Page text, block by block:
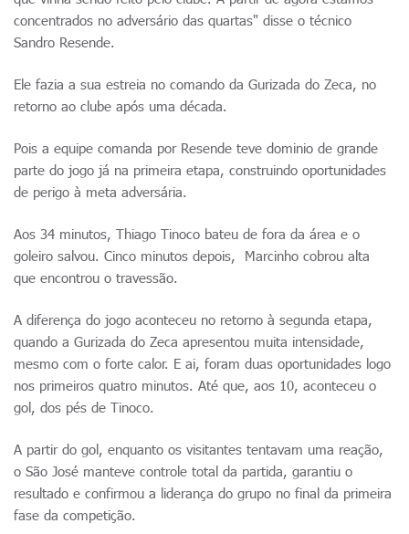
concentrados no adversário das quartas" disse o técnico
Sandro Resende.
Ele fazia a sua estreia no comando da Gurizada do Zeca, no
retorno ao clube após uma década.
Pois a equipe comanda por Resende teve dominio de grande
parte do jogo já na primeira etapa, construindo oportunidades
de perigo à meta adversária.
Aos 34 minutos, Thiago Tinoco bateu de fora da área e o
goleiro salvou. Cinco minutos depois, Marcinho cobrou alta
que encontrou o travessão.
A diferença do jogo aconteceu no retorno à segunda etapa,
quando a Gurizada do Zeca apresentou muita intensidade,
mesmo com o forte calor. E ai, foram duas oportunidades logo
nos primeiros quatro minutos. Até que, aos 10, aconteceu o
gol, dos pés de Tinoco.
A partir do gol, enquanto os visitantes tentavam uma reação,
o São José manteve controle total da partida, garantiu o
resultado e confirmou a liderança do grupo no final da primeira
fase da competição.